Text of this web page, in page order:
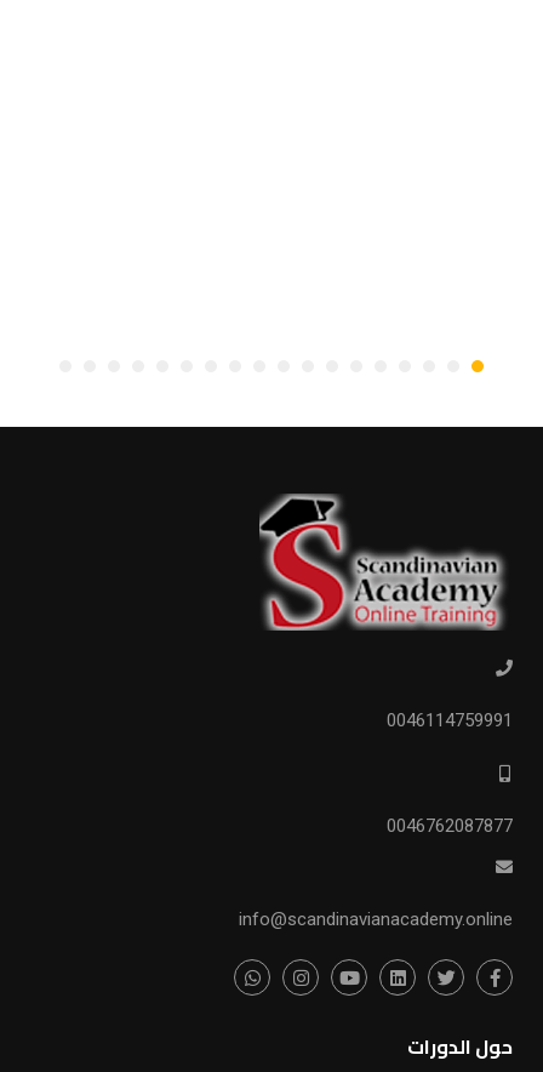
0046114759991
0046762087877
info@scandinavianacademy.online
حول الدورات